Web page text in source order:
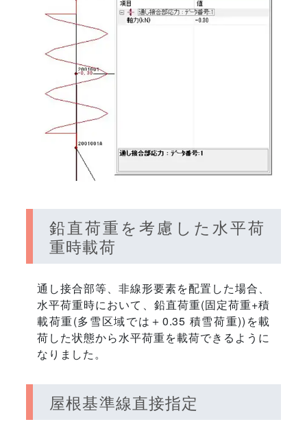
鉛直荷重を考慮した水平荷
重時載荷
通し接合部等、非線形要素を配置した場合、
水平荷重時において、鉛直荷重(固定荷重+積
載荷重(多雪区域では＋0.35 積雪荷重))を載
荷した状態から水平荷重を載荷できるように
なりました。
屋根基準線直接指定